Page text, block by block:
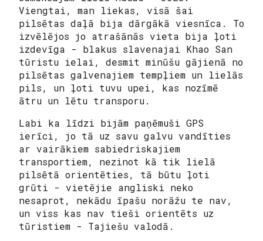
Viengtai, man liekas, visā šai
pilsētas daļā bija dārgākā viesnīca. To
izvēlējos jo atrašānās vieta bija ļoti
izdevīga - blakus slavenajai Khao San
tūristu ielai, desmit minūšu gājienā no
pilsētas galvenajiem tempļiem un lielās
pils, un ļoti tuvu upei, kas nozīmē
ātru un lētu transporu.
Labi ka līdzi bijām paņēmuši GPS
ierīci, jo tā uz savu galvu vandīties
ar vairākiem sabiedriskajiem
transportiem, nezinot kā tik lielā
pilsētā orientēties, tā būtu ļoti
grūti - vietējie angliski neko
nesaprot, nekādu īpašu norāžu te nav,
un viss kas nav tieši orientēts uz
tūristiem - Tajiešu valodā.